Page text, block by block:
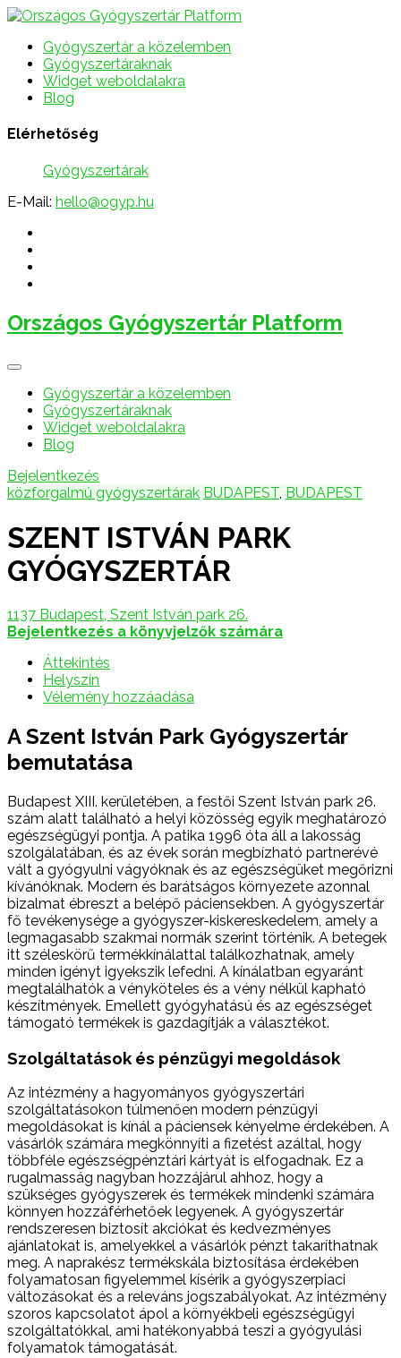
Gyógyszertár a közelemben
Gyógyszertáraknak
Widget weboldalakra
Blog
Elérhetőség
Gyógyszertárak
E-Mail: hello@ogyp.hu
Országos Gyógyszertár Platform
Gyógyszertár a közelemben
Gyógyszertáraknak
Widget weboldalakra
Blog
Bejelentkezés
közforgalmú gyógyszertárak BUDAPEST, BUDAPEST
SZENT ISTVÁN PARK
GYÓGYSZERTÁR
1137 Budapest, Szent István park 26.
Bejelentkezés a könyvjelzők számára
Áttekintés
Helyszín
Vélemény hozzáadása
A Szent István Park Gyógyszertár
bemutatása
Budapest XIII. kerületében, a festői Szent István park 26.
szám alatt található a helyi közösség egyik meghatározó
egészségügyi pontja. A patika 1996 óta áll a lakosság
szolgálatában, és az évek során megbízható partnerévé
vált a gyógyulni vágyóknak és az egészségüket megőrizni
kívánóknak. Modern és barátságos környezete azonnal
bizalmat ébreszt a belépő páciensekben. A gyógyszertár
fő tevékenysége a gyógyszer-kiskereskedelem, amely a
legmagasabb szakmai normák szerint történik. A betegek
itt széleskörű termékkínálattal találkozhatnak, amely
minden igényt igyekszik lefedni. A kínálatban egyaránt
megtalálhatók a vényköteles és a vény nélkül kapható
készítmények. Emellett gyógyhatású és az egészséget
támogató termékek is gazdagítják a választékot.
Szolgáltatások és pénzügyi megoldások
Az intézmény a hagyományos gyógyszertári
szolgáltatásokon túlmenően modern pénzügyi
megoldásokat is kínál a páciensek kényelme érdekében. A
vásárlók számára megkönnyíti a fizetést azáltal, hogy
többféle egészségpénztári kártyát is elfogadnak. Ez a
rugalmasság nagyban hozzájárul ahhoz, hogy a
szükséges gyógyszerek és termékek mindenki számára
könnyen hozzáférhetőek legyenek. A gyógyszertár
rendszeresen biztosít akciókat és kedvezményes
ajánlatokat is, amelyekkel a vásárlók pénzt takaríthatnak
meg. A naprakész termékskála biztosítása érdekében
folyamatosan figyelemmel kísérik a gyógyszerpiaci
változásokat és a releváns jogszabályokat. Az intézmény
szoros kapcsolatot ápol a környékbeli egészségügyi
szolgáltatókkal, ami hatékonyabbá teszi a gyógyulási
folyamatok támogatását.